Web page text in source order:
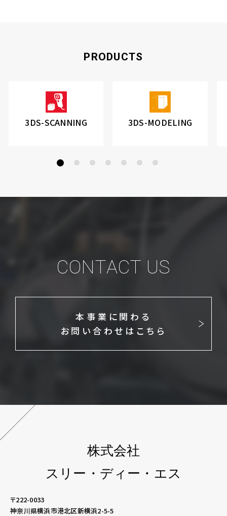
PRODUCTS
3DS-SCANNING 3DS-MODELING
CONTACT US
本事業に関わる
お問い合わせはこちら
株式会社
スリー・ディー・エス
〒222-0033
神奈川県横浜市港北区新横浜2-5-5